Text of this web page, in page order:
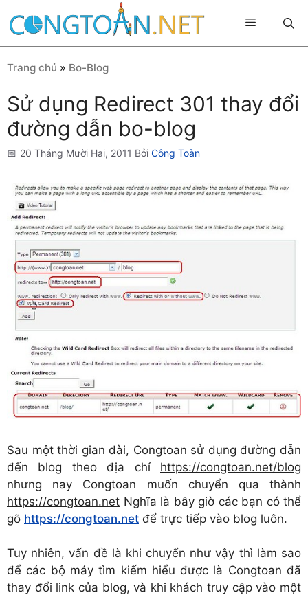
đến
Menu
Trang chủ » Bo-Blog
Sử dụng Redirect 301 thay đổi
đường dẫn bo-blog
20 Tháng Mười Hai, 2011 Bởi Công Toàn
Sau một thời gian dài, Congtoan sử dụng đường dẫn
đến blog theo địa chỉ https://congtoan.net/blog
nhưng nay Congtoan muốn chuyển qua thành
https://congtoan.net Nghĩa là bây giờ các bạn có thể
gõ https://congtoan.net để trực tiếp vào blog luôn.
Tuy nhiên, vấn đề là khi chuyển như vậy thì làm sao
để các bộ máy tìm kiếm hiểu được là Congtoan đã
thay đổi link của blog, và khi khách truy cập vào một